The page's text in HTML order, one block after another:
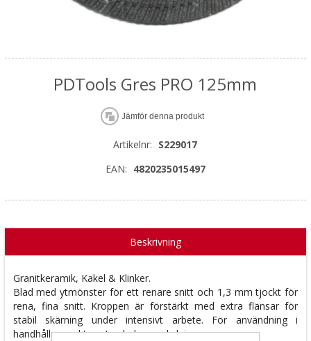
PDTools Gres PRO 125mm
Jämför denna produkt
Artikelnr: S229017
EAN: 4820235015497
Beskrivning
Granitkeramik, Kakel & Klinker.
Blad med ytmönster för ett renare snitt och 1,3 mm tjockt för
rena, fina snitt. Kroppen är förstärkt med extra flänsar för
stabil skärning under intensivt arbete. För användning i
handhållna verktyg utan behov av kylning.